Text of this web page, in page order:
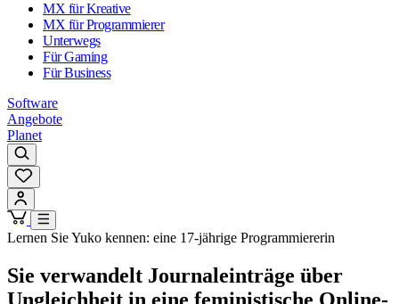
MX für Kreative
MX für Programmierer
Unterwegs
Für Gaming
Für Business
Software
Angebote
Planet
Lernen Sie Yuko kennen: eine 17-jährige Programmiererin
Sie verwandelt Journaleinträge über